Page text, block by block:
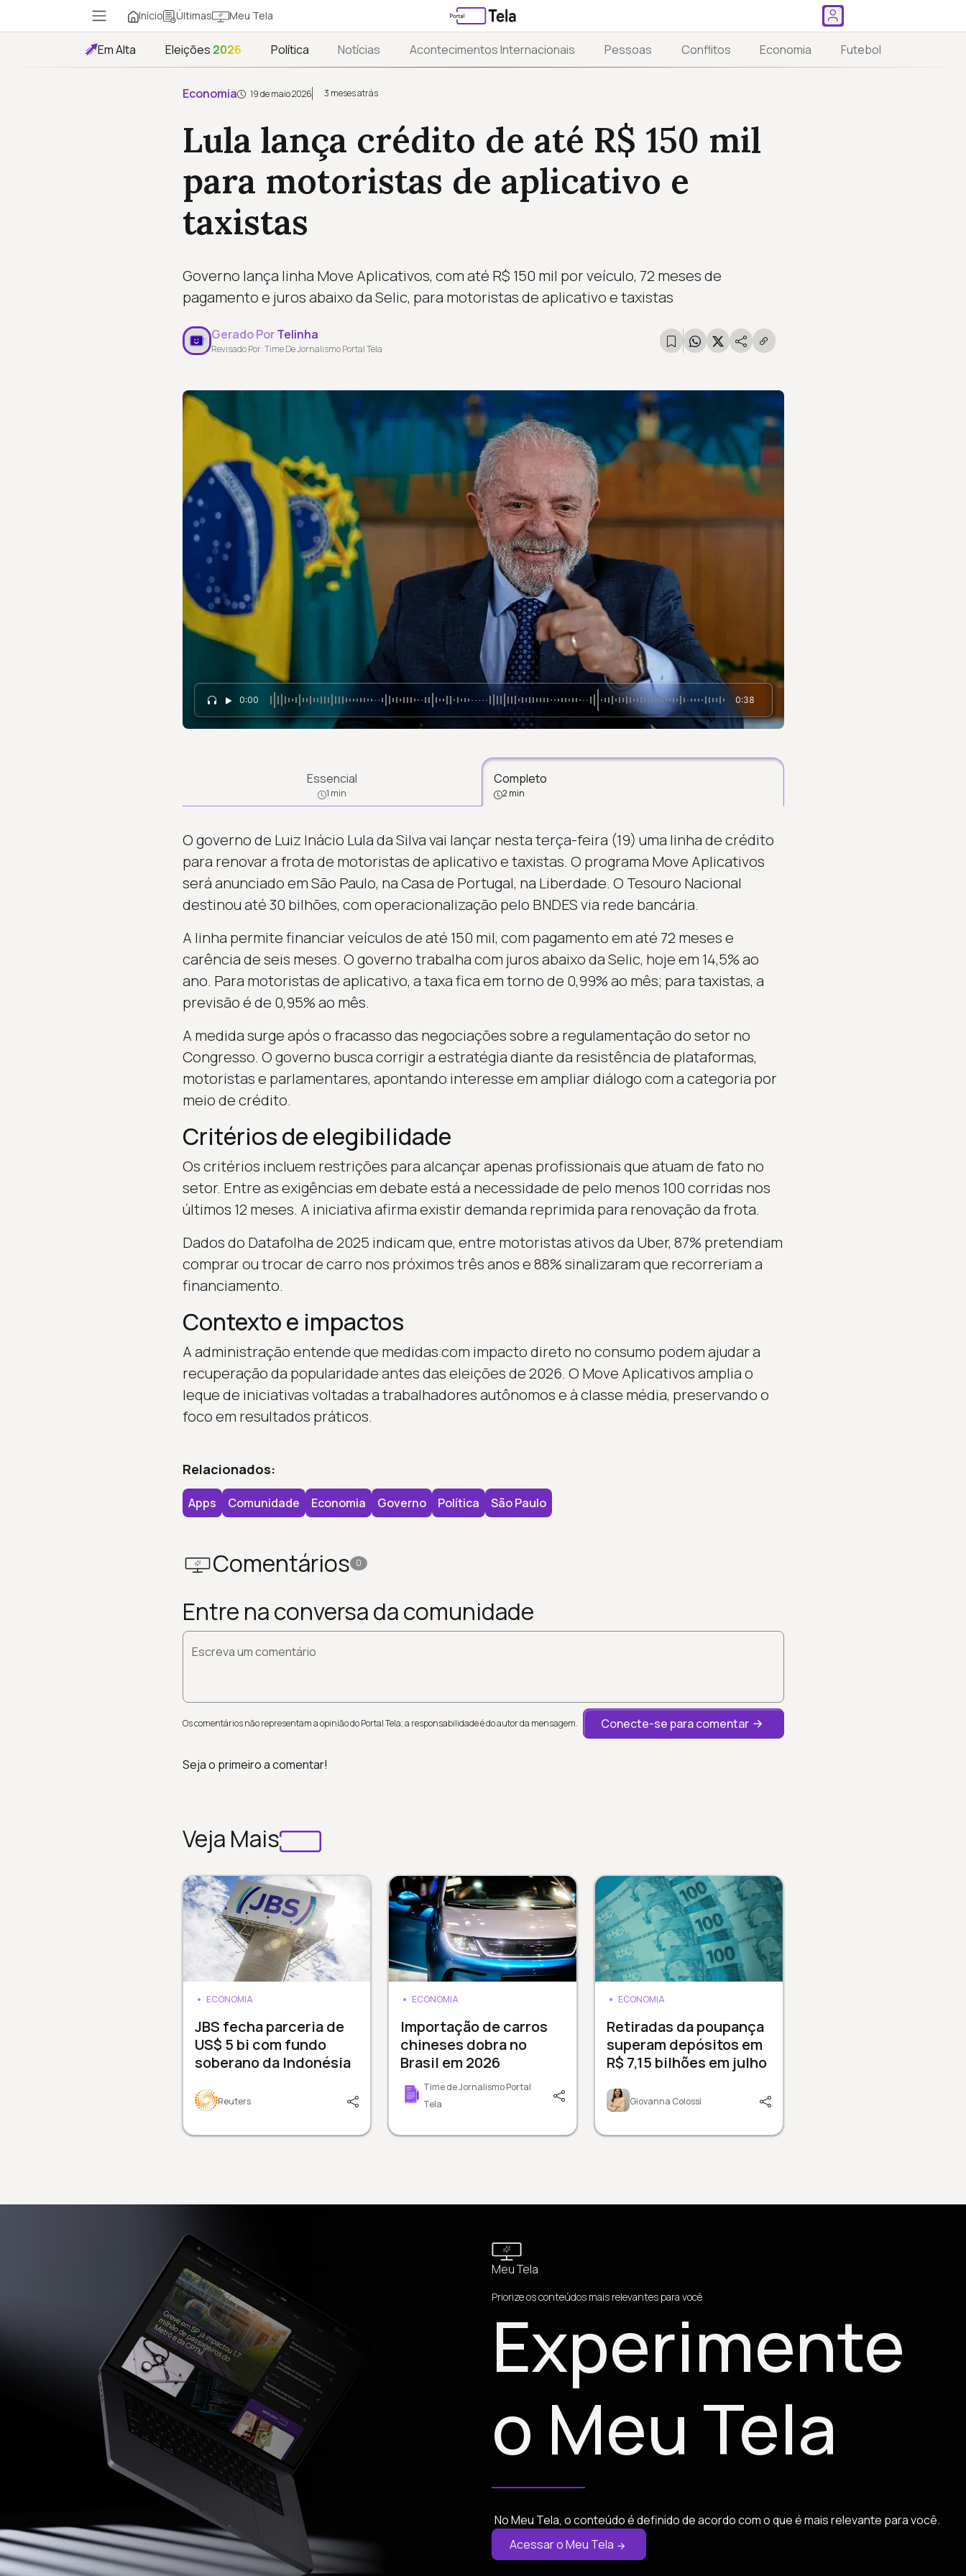
Início Últimas Meu Tela
Em Alta Eleições 2026 Política Notícias Acontecimentos Internacionais Pessoas Conflitos Economia Futebol
Economia 19 de maio 2026 3 meses atrás
Lula lança crédito de até R$ 150 mil
para motoristas de aplicativo e
taxistas
Governo lança linha Move Aplicativos, com até R$ 150 mil por veículo, 72 meses de
pagamento e juros abaixo da Selic, para motoristas de aplicativo e taxistas
Gerado PorTelinha
Revisado Por: Time De Jornalismo Portal Tela
0:00 0:38
Essencial
1 min
Completo
2 min
O governo de Luiz Inácio Lula da Silva vai lançar nesta terça-feira (19) uma linha de crédito
para renovar a frota de motoristas de aplicativo e taxistas. O programa Move Aplicativos
será anunciado em São Paulo, na Casa de Portugal, na Liberdade. O Tesouro Nacional
destinou até 30 bilhões, com operacionalização pelo BNDES via rede bancária.
A linha permite financiar veículos de até 150 mil, com pagamento em até 72 meses e
carência de seis meses. O governo trabalha com juros abaixo da Selic, hoje em 14,5% ao
ano. Para motoristas de aplicativo, a taxa fica em torno de 0,99% ao mês; para taxistas, a
previsão é de 0,95% ao mês.
A medida surge após o fracasso das negociações sobre a regulamentação do setor no
Congresso. O governo busca corrigir a estratégia diante da resistência de plataformas,
motoristas e parlamentares, apontando interesse em ampliar diálogo com a categoria por
meio de crédito.
Critérios de elegibilidade
Os critérios incluem restrições para alcançar apenas profissionais que atuam de fato no
setor. Entre as exigências em debate está a necessidade de pelo menos 100 corridas nos
últimos 12 meses. A iniciativa afirma existir demanda reprimida para renovação da frota.
Dados do Datafolha de 2025 indicam que, entre motoristas ativos da Uber, 87% pretendiam
comprar ou trocar de carro nos próximos três anos e 88% sinalizaram que recorreriam a
financiamento.
Contexto e impactos
A administração entende que medidas com impacto direto no consumo podem ajudar a
recuperação da popularidade antes das eleições de 2026. O Move Aplicativos amplia o
leque de iniciativas voltadas a trabalhadores autônomos e à classe média, preservando o
foco em resultados práticos.
Relacionados:
Apps Comunidade Economia Governo Política São Paulo
Comentários 0
Entre na conversa da comunidade
Escreva um comentário
Os comentários não representam a opinião do Portal Tela; a responsabilidade é do autor da mensagem. Conecte-se para comentar
Seja o primeiro a comentar!
Veja Mais
ECONOMIA
JBS fecha parceria de
US$ 5 bi com fundo
soberano da Indonésia
Reuters
ECONOMIA
Importação de carros
chineses dobra no
Brasil em 2026
Time de Jornalismo Portal
Tela
ECONOMIA
Retiradas da poupança
superam depósitos em
R$ 7,15 bilhões em julho
Giovanna Colossi
Meu Tela
Priorize os conteúdos mais relevantes para você
Experimente
o Meu Tela
No Meu Tela, o conteúdo é definido de acordo com o que é mais relevante para você.
Acessar o Meu Tela